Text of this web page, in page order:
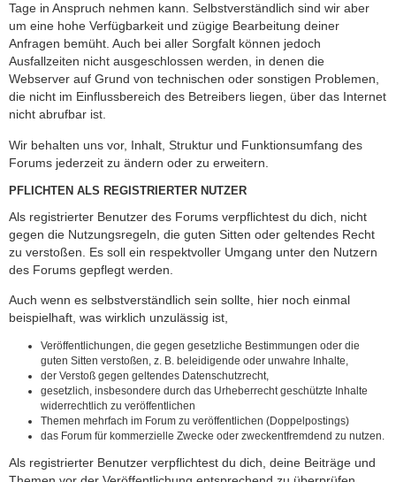
Tage in Anspruch nehmen kann. Selbstverständlich sind wir aber
um eine hohe Verfügbarkeit und zügige Bearbeitung deiner
Anfragen bemüht. Auch bei aller Sorgfalt können jedoch
Ausfallzeiten nicht ausgeschlossen werden, in denen die
Webserver auf Grund von technischen oder sonstigen Problemen,
die nicht im Einflussbereich des Betreibers liegen, über das Internet
nicht abrufbar ist.
Wir behalten uns vor, Inhalt, Struktur und Funktionsumfang des
Forums jederzeit zu ändern oder zu erweitern.
PFLICHTEN ALS REGISTRIERTER NUTZER
Als registrierter Benutzer des Forums verpflichtest du dich, nicht
gegen die Nutzungsregeln, die guten Sitten oder geltendes Recht
zu verstoßen. Es soll ein respektvoller Umgang unter den Nutzern
des Forums gepflegt werden.
Auch wenn es selbstverständlich sein sollte, hier noch einmal
beispielhaft, was wirklich unzulässig ist,
Veröffentlichungen, die gegen gesetzliche Bestimmungen oder die
guten Sitten verstoßen, z. B. beleidigende oder unwahre Inhalte,
der Verstoß gegen geltendes Datenschutzrecht,
gesetzlich, insbesondere durch das Urheberrecht geschützte Inhalte
widerrechtlich zu veröffentlichen
Themen mehrfach im Forum zu veröffentlichen (Doppelpostings)
das Forum für kommerzielle Zwecke oder zweckentfremdend zu nutzen.
Als registrierter Benutzer verpflichtest du dich, deine Beiträge und